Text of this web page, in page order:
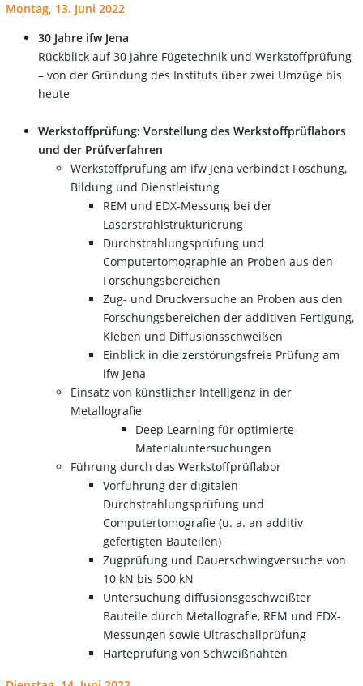
Montag, 13. Juni 2022
30 Jahre ifw Jena
Rückblick auf 30 Jahre Fügetechnik und Werkstoffprüfung
– von der Gründung des Instituts über zwei Umzüge bis
heute
Werkstoffprüfung: Vorstellung des Werkstoffprüflabors
und der Prüfverfahren
Werkstoffprüfung am ifw Jena verbindet Foschung,
Bildung und Dienstleistung
REM und EDX-Messung bei der
Laserstrahlstrukturierung
Durchstrahlungsprüfung und
Computertomographie an Proben aus den
Forschungsbereichen
Zug- und Druckversuche an Proben aus den
Forschungsbereichen der additiven Fertigung,
Kleben und Diffusionsschweißen
Einblick in die zerstörungsfreie Prüfung am
ifw Jena
Einsatz von künstlicher Intelligenz in der
Metallografie
Deep Learning für optimierte
Materialuntersuchungen
Führung durch das Werkstoffprüflabor
Vorführung der digitalen
Durchstrahlungsprüfung und
Computertomografie (u. a. an additiv
gefertigten Bauteilen)
Zugprüfung und Dauerschwingversuche von
10 kN bis 500 kN
Untersuchung diffusionsgeschweißter
Bauteile durch Metallografie, REM und EDX-
Messungen sowie Ultraschallprüfung
Härteprüfung von Schweißnähten